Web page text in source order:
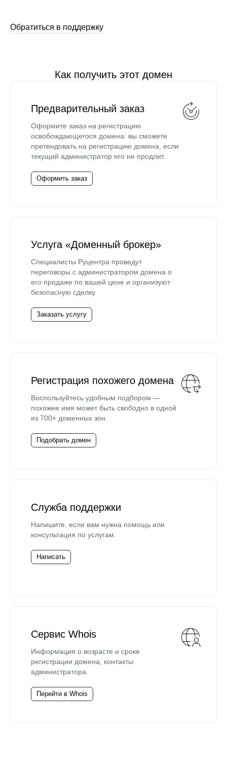
Обратиться в поддержку
Как получить этот домен
Предварительный заказ
Оформите заказ на регистрацию
освобождающегося домена: вы сможете
претендовать на регистрацию домена, если
текущий администратор его не продлит.
Оформить заказ
Услуга «Доменный брокер»
Специалисты Руцентра проведут
переговоры с администратором домена о
его продаже по вашей цене и организуют
безопасную сделку.
Заказать услугу
Регистрация похожего домена
Воспользуйтесь удобным подбором —
похожее имя может быть свободно в одной
из 700+ доменных зон.
Подобрать домен
Служба поддержки
Напишите, если вам нужна помощь или
консультация по услугам.
Написать
Сервис Whois
Информация о возрасте и сроке
регистрации домена, контакты
администратора.
Перейти в Whois